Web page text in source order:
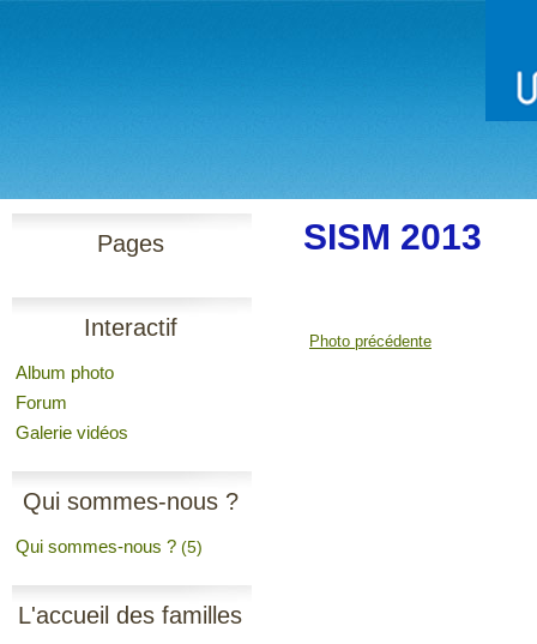
Pages
Interactif
Album photo
Forum
Galerie vidéos
Qui sommes-nous ?
Qui sommes-nous ? (5)
L'accueil des familles
SISM 2013
Photo précédente